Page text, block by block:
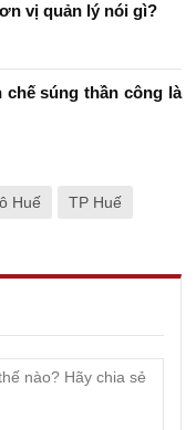
vị quản lý nói gì?
súng thần công là
Huế TP Huế